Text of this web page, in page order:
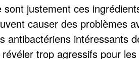
sont justement ces
causer des problèmes
antibactériens intéressants
trop agressifs pour